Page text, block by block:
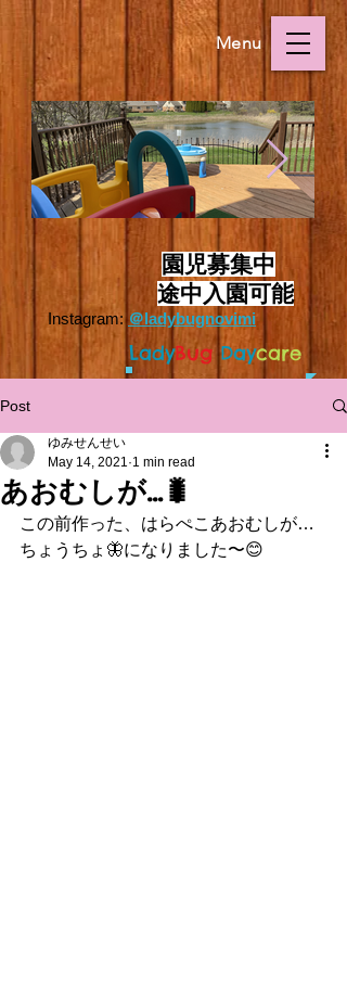
Outside.HEIC
​
園児募集中
途中入園可能
Instagram: ＠ladybugnovimi
LadyBug Daycare
Menu
Post
あおむしが…🐛
ゆみせんせい
May 14, 2021 1 min read
この前作った、はらぺこあおむしが…
ちょうちょ🦋になりました〜😊